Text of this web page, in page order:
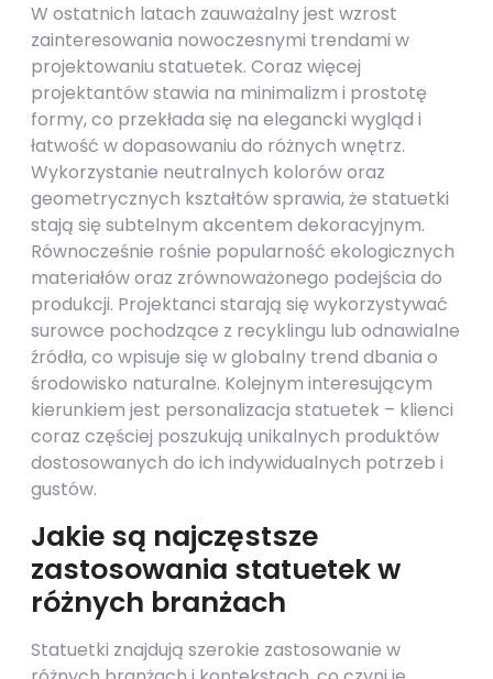
W ostatnich latach zauważalny jest wzrost
zainteresowania nowoczesnymi trendami w
projektowaniu statuetek. Coraz więcej
projektantów stawia na minimalizm i prostotę
formy, co przekłada się na elegancki wygląd i
łatwość w dopasowaniu do różnych wnętrz.
Wykorzystanie neutralnych kolorów oraz
geometrycznych kształtów sprawia, że statuetki
stają się subtelnym akcentem dekoracyjnym.
Równocześnie rośnie popularność ekologicznych
materiałów oraz zrównoważonego podejścia do
produkcji. Projektanci starają się wykorzystywać
surowce pochodzące z recyklingu lub odnawialne
źródła, co wpisuje się w globalny trend dbania o
środowisko naturalne. Kolejnym interesującym
kierunkiem jest personalizacja statuetek – klienci
coraz częściej poszukują unikalnych produktów
dostosowanych do ich indywidualnych potrzeb i
gustów.
Jakie są najczęstsze
zastosowania statuetek w
różnych branżach
Statuetki znajdują szerokie zastosowanie w